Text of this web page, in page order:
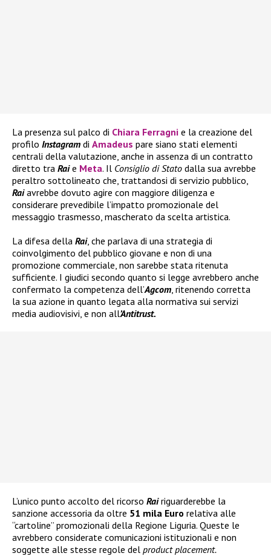
La presenza sul palco di Chiara Ferragni e la creazione del
profilo Instagram di Amadeus pare siano stati elementi
centrali della valutazione, anche in assenza di un contratto
diretto tra Raie Meta. Il Consiglio di Stato dalla sua avrebbe
peraltro sottolineato che, trattandosi di servizio pubblico,
Raiavrebbe dovuto agire con maggiore diligenza e
considerare prevedibile l’impatto promozionale del
messaggio trasmesso, mascherato da scelta artistica.
La difesa della Rai, che parlava di una strategia di
coinvolgimento del pubblico giovane e non di una
promozione commerciale, non sarebbe stata ritenuta
sufficiente. I giudici secondo quanto si legge avrebbero anche
confermato la competenza dell’Agcom , ritenendo corretta
la sua azione in quanto legata alla normativa sui servizi
media audiovisivi, e non all’Antitrust.
L’unico punto accolto del ricorso Rairiguarderebbe la
sanzione accessoria da oltre 51 mila Euro relativa alle
“cartoline” promozionali della Regione Liguria. Queste le
avrebbero considerate comunicazioni istituzionali e non
soggette alle stesse regole del product placement.